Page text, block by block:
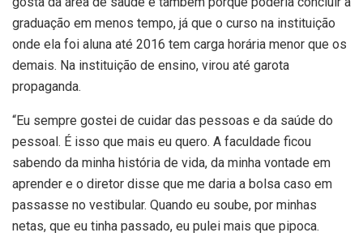
graduação em menos tempo, já que o curso na instituição
onde ela foi aluna até 2016 tem carga horária menor que os
demais. Na instituição de ensino, virou até garota
propaganda.
“Eu sempre gostei de cuidar das pessoas e da saúde do
pessoal. É isso que mais eu quero. A faculdade ficou
sabendo da minha história de vida, da minha vontade em
aprender e o diretor disse que me daria a bolsa caso em
passasse no vestibular. Quando eu soube, por minhas
netas, que eu tinha passado, eu pulei mais que pipoca.